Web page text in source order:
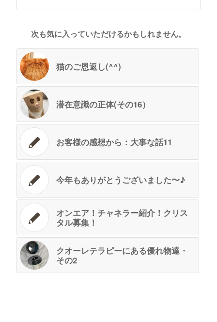
次も気に入っていただけるかもしれません。
猫のご恩返し(^^)
潜在意識の正体(その16）
お客様の感想から：大事な話11
今年もありがとうございました〜♪
オンエア！チャネラー紹介！クリス
タル募集！
クオーレテラピーにある優れ物達・
その2